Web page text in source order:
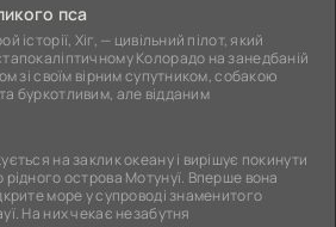
пса
історії, Хіг, — цивільний пілот, який
Колорадо на занедбаній
зі своїм вірним супутником, собакою
буркотливим, але відданим
на заклик океану і вирішує покинути
рідного острова Мотунуї. Вперше вона
море у супроводі знаменитого
На них чекає незабутня